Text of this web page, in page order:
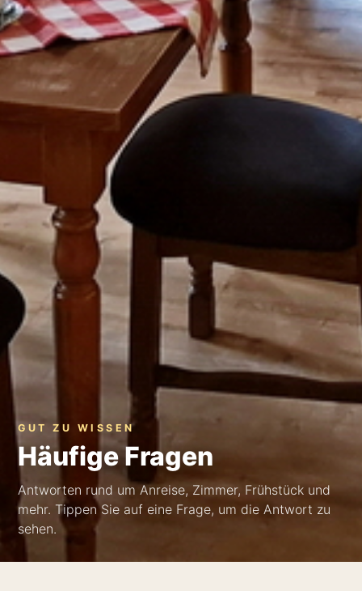
GUT ZU WISSEN
Häufige Fragen
Antworten rund um Anreise, Zimmer, Frühstück und
mehr. Tippen Sie auf eine Frage, um die Antwort zu
sehen.